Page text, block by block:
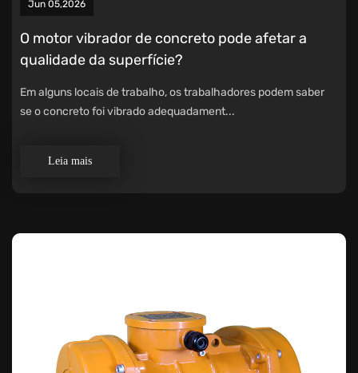
Jun 05,2026
O motor vibrador de concreto pode afetar a
qualidade da superfície?
Em alguns locais de trabalho, os trabalhadores podem saber
se o concreto foi vibrado adequadament...
Leia mais